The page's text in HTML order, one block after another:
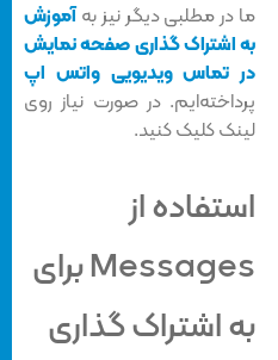
ما در مطلبی دیگر نیز بهآموزش
به اشتراک گذاری صفحه نمایش
در تماس ویدیویی واتس اپ
پرداخته‌ایم. در صورت نیاز روی
لینک کلیک کنید.
استفاده از
Messages برای
به اشتراک گذاری